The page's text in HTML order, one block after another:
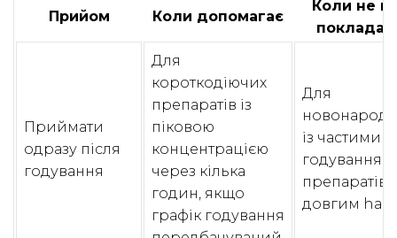
Прийом Коли допомагає
Коли не
Приймати
одразу після
годування
Для
короткодіючих
препаратів із
піковою
концентрацією
через кілька
годин, якщо
графік годування
Для
із частими
препаратів
довгим